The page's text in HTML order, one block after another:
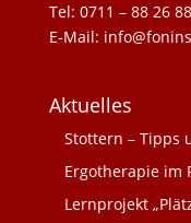
Tel: 0711 – 88 26
E-Mail:
Aktuelles
Stottern – Tipps
Ergotherapie im
Lernprojekt